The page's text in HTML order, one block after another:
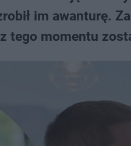
im awanturę.
tego momentu